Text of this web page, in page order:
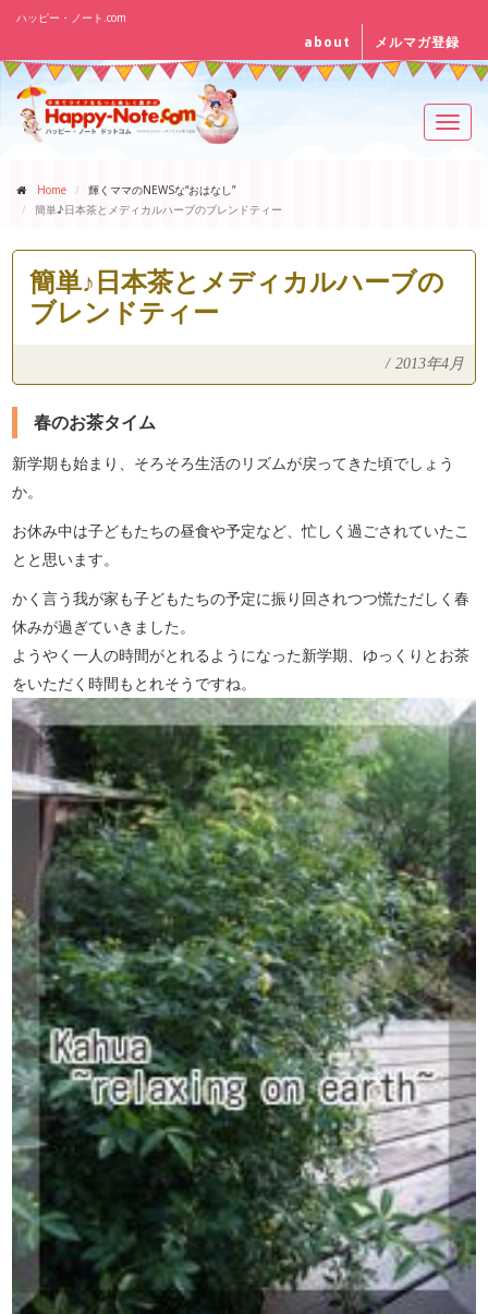
ハッピー・ノート.com
about メルマガ登録
Home
輝くママのNEWSな“おはなし”
簡単♪日本茶とメディカルハーブのブレンドティー
簡単♪日本茶とメディカルハーブの
ブレンドティー
/ 2013年4月
春のお茶タイム
新学期も始まり、そろそろ生活のリズムが戻ってきた頃でしょう
か。
お休み中は子どもたちの昼食や予定など、忙しく過ごされていたこ
とと思います。
かく言う我が家も子どもたちの予定に振り回されつつ慌ただしく春
休みが過ぎていきました。
ようやく一人の時間がとれるようになった新学期、ゆっくりとお茶
をいただく時間もとれそうですね。